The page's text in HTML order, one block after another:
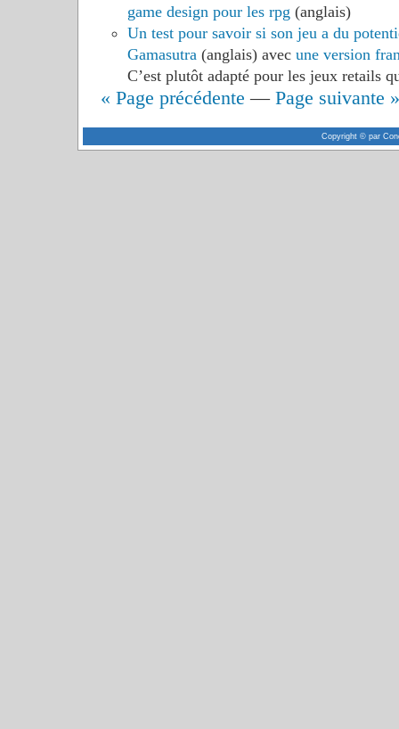
game design pour les rpg (anglais)
Un test pour savoir si son jeu a du
Gamasutra(anglais) avec une version
C’est plutôt adapté pour les jeux retails
« Page précédente — Page suivante »
Copyright © par